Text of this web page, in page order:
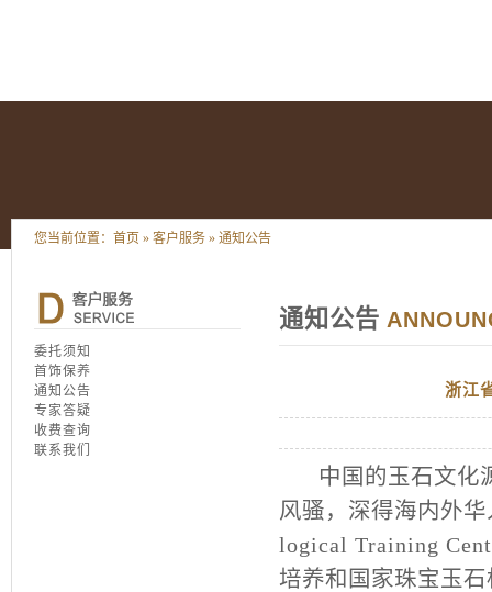
您当前位置： 首页 » 客户服务 » 通知公告
委托须知
首饰保养
通知公告
专家答疑
收费查询
联系我们
通知公告
浙江
中国的玉石文化
风骚，深得海内外
logical Training
培养和国家珠宝玉